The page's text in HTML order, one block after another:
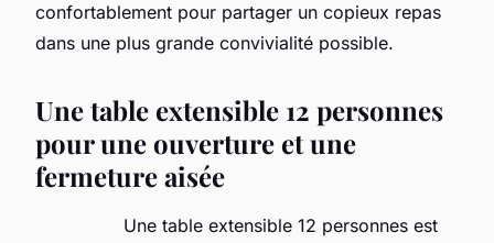
confortablement pour partager un copieux repas
dans une plus grande convivialité possible.
Une table extensible 12 personnes
pour une ouverture et une
fermeture aisée
Une table extensible 12 personnes est